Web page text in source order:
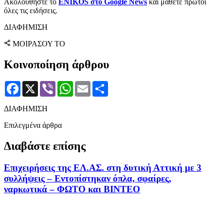
Ακολουθήστε το ENIKOS στο Google News και μάθετε πρώτοι
όλες τις ειδήσεις.
ΔΙΑΦΗΜΙΣΗ
ΜΟΙΡΑΣΟΥ ΤΟ
Κοινοποίηση άρθρου
Facebook
X Viber WhatsApp
Email
ΔΙΑΦΗΜΙΣΗ
Επιλεγμένα άρθρα
Διαβάστε επίσης
Επιχειρήσεις της ΕΛ.ΑΣ. στη δυτική Αττική με 3
συλλήψεις – Εντοπίστηκαν όπλα, σφαίρες,
ναρκωτικά – ΦΩΤΟ και ΒΙΝΤΕΟ